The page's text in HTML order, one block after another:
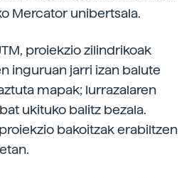
Mercator unibertsala.
proiekzio zilindrikoak
inguruan jarri izan balute
mapak; lurrazalaren
ukituko balitz bezala.
bakoitzak erabiltzen